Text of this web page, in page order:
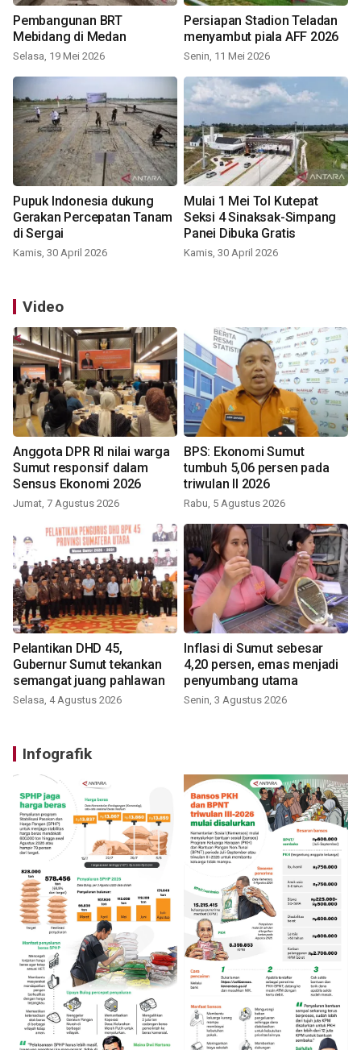
Pembangunan BRT
Mebidang di Medan
Selasa, 19 Mei 2026
Persiapan Stadion Teladan
menyambut piala AFF 2026
Senin, 11 Mei 2026
Pupuk Indonesia dukung
Gerakan Percepatan Tanam
di Sergai
Kamis, 30 April 2026
Mulai 1 Mei Tol Kutepat
Seksi 4 Sinaksak-Simpang
Panei Dibuka Gratis
Kamis, 30 April 2026
Video
Anggota DPR RI nilai warga
Sumut responsif dalam
Sensus Ekonomi 2026
Jumat, 7 Agustus 2026
BPS: Ekonomi Sumut
tumbuh 5,06 persen pada
triwulan II 2026
Rabu, 5 Agustus 2026
Pelantikan DHD 45,
Gubernur Sumut tekankan
semangat juang pahlawan
Selasa, 4 Agustus 2026
Inflasi di Sumut sebesar
4,20 persen, emas menjadi
penyumbang utama
Senin, 3 Agustus 2026
Infografik